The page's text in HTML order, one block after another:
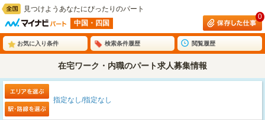
見つけようあなたにぴったりのパート
中国・四国
0
お気に入り条件 検索条件履歴 閲覧履歴
在宅ワーク・内職のパート求人募集情報
指定なし/指定なし